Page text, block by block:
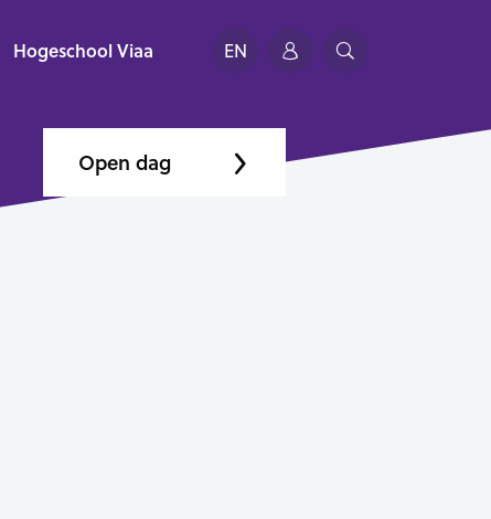
Hogeschool Viaa EN
Open dag